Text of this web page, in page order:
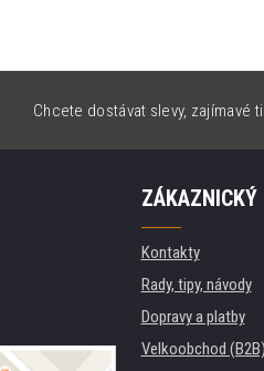
Chcete dostávat slevy, zajímavé
ZÁKAZNICKÝ
Kontakty
Rady, tipy, návody
Dopravy a platby
Velkoobchod (B2B)